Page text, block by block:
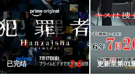
已完结 2.0 更新至第01